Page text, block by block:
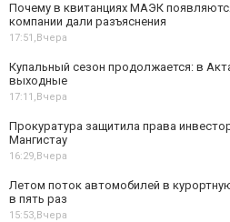
Почему в квитанциях МАЭК
компании дали разъяснения
17:51,Вчера
Купальный сезон продолжается: в
выходные
17:11,Вчера
Прокуратура защитила права
Мангистау
16:29,Вчера
Летом поток автомобилей в
в пять раз
15:53,Вчера